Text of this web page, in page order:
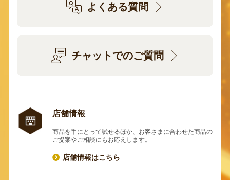
よくある質問
チャットでのご質問
店舗情報
商品を手にとって試せるほか、お客さまに合わせた商品の
ご提案やご相談にもお応えします。
店舗情報はこちら